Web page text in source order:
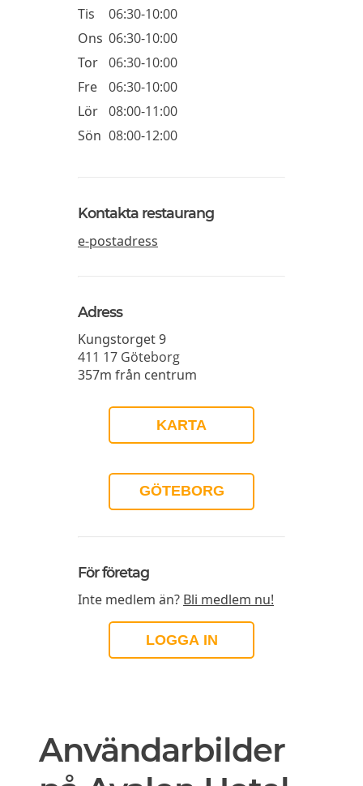
Tis
06:30-10:00
Ons 06:30-10:00
Tor 06:30-10:00
Fre
06:30-10:00
Lör 08:00-11:00
Sön 08:00-12:00
Kontakta restaurang
e-postadress
Adress
Kungstorget 9
411 17 Göteborg
357m från centrum
KARTA
GÖTEBORG
För företag
Inte medlem än? Bli medlem nu!
LOGGA IN
Användarbilder